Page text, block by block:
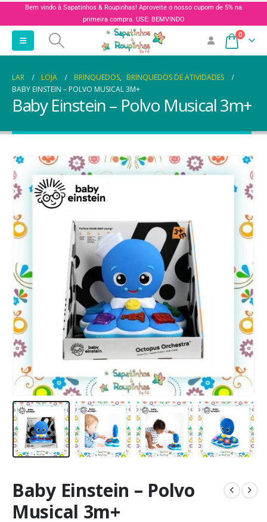
Bem vindo à Sapatinhos & Roupinhas! Aproveite o nosso cupom de 5% na
primeira compra. USE: BEMVINDO
0
LAR LOJA BRINQUEDOS, BRINQUEDOS DE ATIVIDADES
BABY EINSTEIN – POLVO MUSICAL 3M+
Baby Einstein – Polvo Musical 3m+
Baby Einstein – Polvo
Musical 3m+